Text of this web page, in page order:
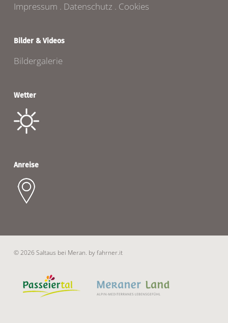
Impressum . Datenschutz . Cookies
Bilder & Videos
Bildergalerie
Wetter
Anreise
© 2026 Saltaus bei Meran. by fahrner.it